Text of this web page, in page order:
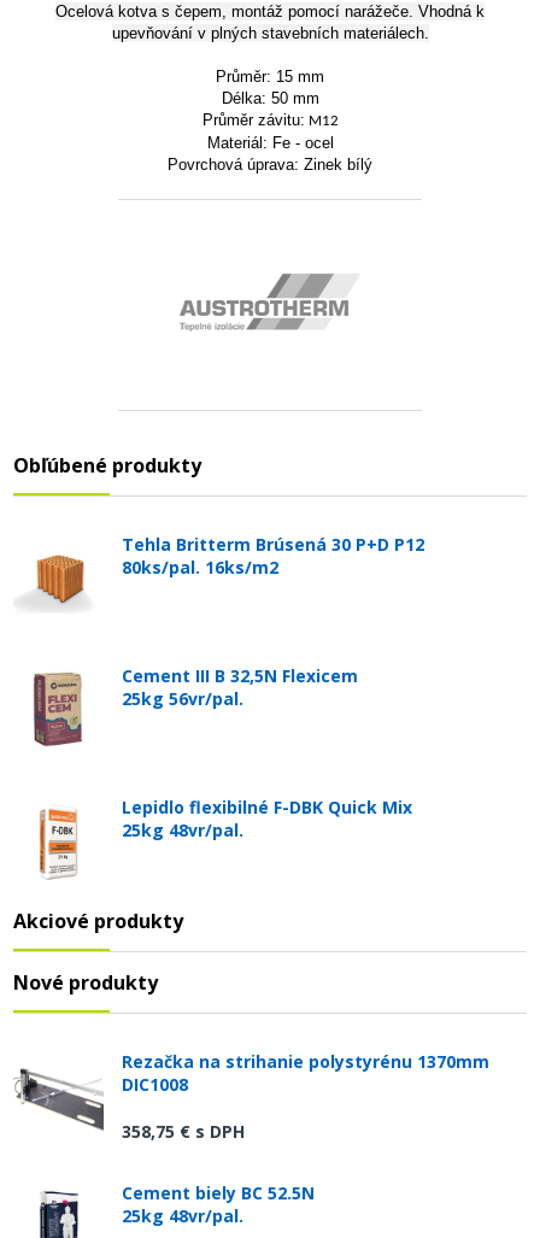
Ocelová kotva s čepem, montáž pomocí narážeče. Vhodná k
upevňování v plných stavebních materiálech.
Průměr: 15 mm
Délka: 50 mm
Průměr závitu: M12
Materiál: Fe - ocel
Povrchová úprava: Zinek bílý
Obľúbené produkty
Tehla Britterm Brúsená 30 P+D P12
80ks/pal. 16ks/m2
Cement III B 32,5N Flexicem
25kg 56vr/pal.
Lepidlo flexibilné F-DBK Quick Mix
25kg 48vr/pal.
Akciové produkty
Nové produkty
Rezačka na strihanie polystyrénu 1370mm
DIC1008
358,75 € s DPH
Cement biely BC 52.5N
25kg 48vr/pal.